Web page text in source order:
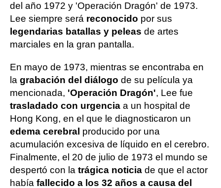
del año 1972 y 'Operación Dragón' de 1973.
Lee siempre será reconocido por sus
legendarias batallas y peleas de artes
marciales en la gran pantalla.
En mayo de 1973, mientras se encontraba en
la grabación del diálogo de su película ya
mencionada, 'Operación Dragón', Lee fue
trasladado con urgencia a un hospital de
Hong Kong, en el que le diagnosticaron un
edema cerebral producido por una
acumulación excesiva de líquido en el cerebro.
Finalmente, el 20 de julio de 1973 el mundo se
despertó con la trágica noticia de que el actor
había fallecido a los 32 años a causa del